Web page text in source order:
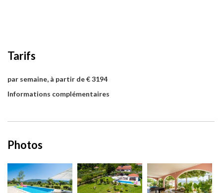
Tarifs
par semaine, à partir de € 3194
Informations complémentaires
Photos